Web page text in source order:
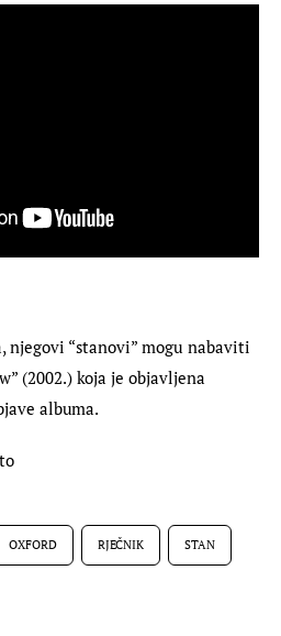
njegovi “stanovi” mogu nabaviti
(2002.) koja je objavljena
albuma.
OXFORD RJEČNIK STAN